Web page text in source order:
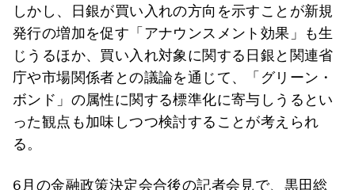
しかし、日銀が買い入れの方向を示すことが新規
発行の増加を促す「アナウンスメント効果」も生
じうるほか、買い入れ対象に関する日銀と関連省
庁や市場関係者との議論を通じて、「グリーン・
ボンド」の属性に関する標準化に寄与しうるとい
った観点も加味しつつ検討することが考えられ
る。
6月の金融政策決定会合後の記者会見で、黒田総